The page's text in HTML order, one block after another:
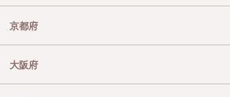
京都府
大阪府